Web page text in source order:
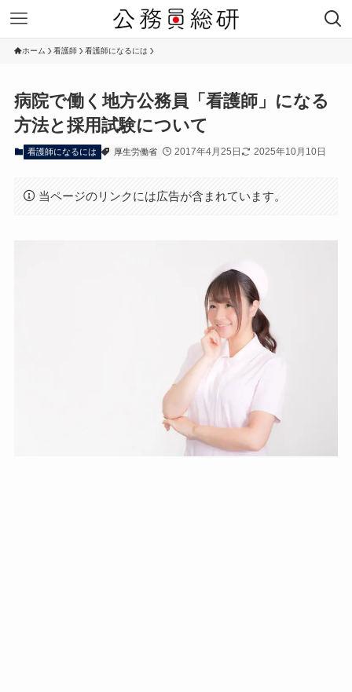
ホーム 看護師 看護師になるには
病院で働く地方公務員「看護師」になる
方法と採用試験について
看護師になるには 厚生労働省 2017年4月25日 2025年10月10日
当ページのリンクには広告が含まれています。